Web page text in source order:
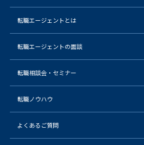
転職エージェントとは
転職エージェントの面談
転職相談会・セミナー
転職ノウハウ
よくあるご質問